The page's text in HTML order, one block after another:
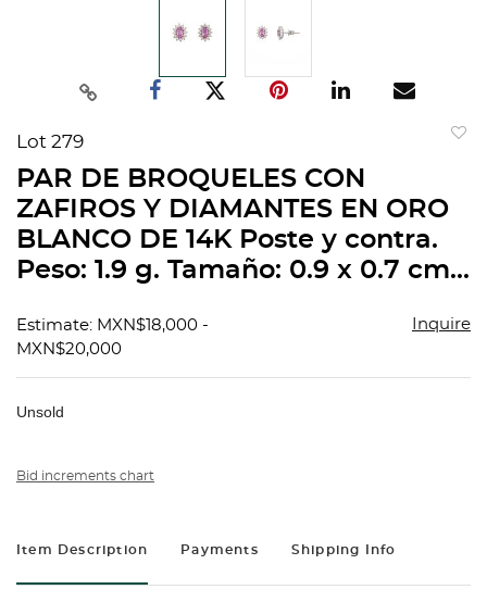
Lot 279
PAR DE BROQUELES CON
ZAFIROS Y DIAMANTES EN ORO
BLANCO DE 14K Poste y contra.
Peso: 1.9 g. Tamaño: 0.9 x 0.7 cm...
Estimate: MXN$18,000 -
MXN$20,000
Inquire
Unsold
Bid increments chart
Item Description Payments Shipping Info